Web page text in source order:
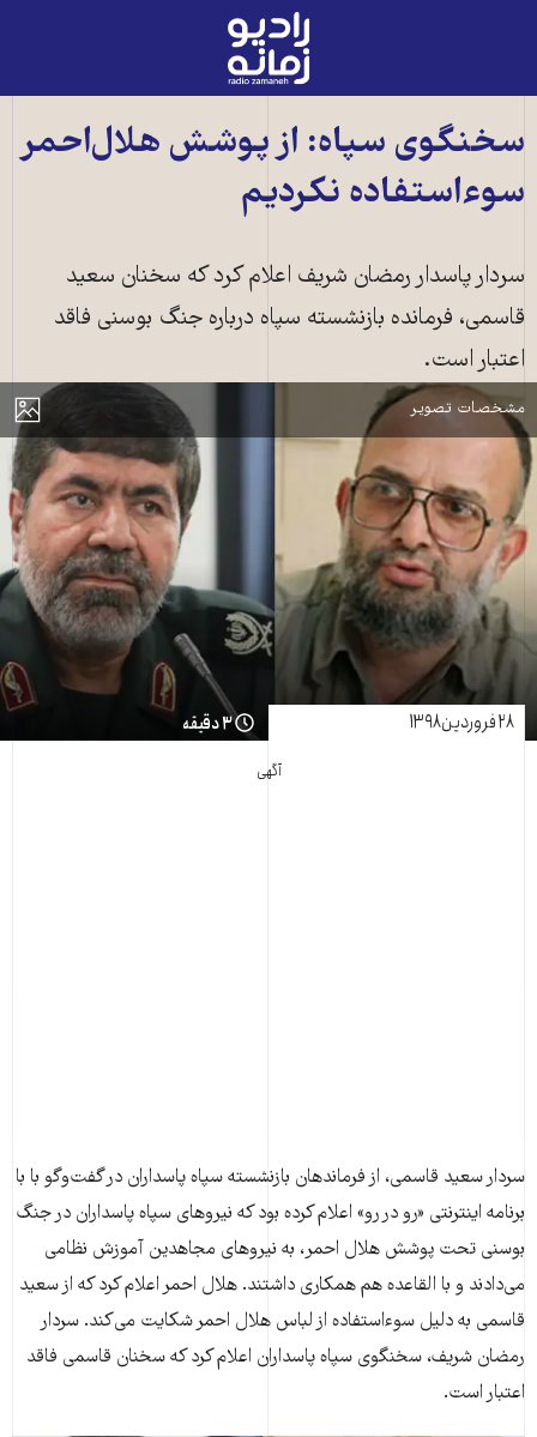
رادیو
زمانه
صفحه
اصلی
سخنگوی سپاه: از پوشش هلال‌احمر
سوءاستفاده نکردیم
سردار پاسدار رمضان شریف اعلام کرد که سخنان سعید
قاسمی، فرمانده بازنشسته سپاه درباره جنگ بوسنی فاقد
اعتبار است.
نمایش
مشخصات تصویر
سعید قاسمی، بازنشسته سپاه (راست)، رمضان شریف، سخنگوی سپاه (چپ)
۲۸ فروردین ۱۳۹۸ ۳ دقیقه
آگهی
سردار سعید قاسمی، از فرماندهان بازنشسته سپاه پاسداران در گفت‌وگو با با
برنامه اینترنتی «رو در رو» اعلام کرده بود که نیروهای سپاه پاسداران در جنگ
بوسنی تحت پوشش هلال‌ احمر، به نیروهای مجاهدین آموزش نظامی
می‌دادند و با القاعده هم همکاری داشتند. هلال احمر اعلام کرد که از سعید
قاسمی به دلیل سوءاستفاده از لباس هلال احمر شکایت می‌کند. سردار
رمضان شریف، سخنگوی سپاه پاسداران اعلام کرد که سخنان قاسمی فاقد
اعتبار است.